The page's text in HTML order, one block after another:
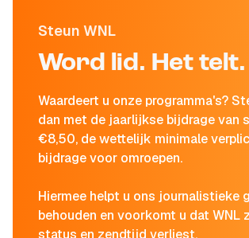
Steun WNL
Word lid. Het telt.
Waardeert u onze programma's?
dan met de jaarlijkse bijdrage van
€8,50, de wettelijk minimale
bijdrage voor omroepen.
Hiermee helpt u ons journalistieke
behouden en voorkomt u dat WNL